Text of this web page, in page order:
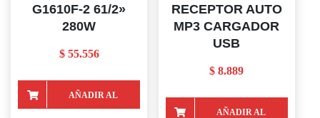
G1610F-2 61/2»
280W
$55.556
AÑADIR AL
RECEPTOR AUTO
MP3 CARGADOR
USB
$ 8.889
AÑADIR AL